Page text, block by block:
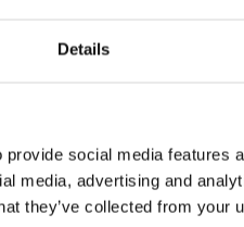
Details
social media features
media, advertising and
they’ve collected from
για εξοικονόμηση
πέντε σάκων των
συμβατικής αποθήκης,